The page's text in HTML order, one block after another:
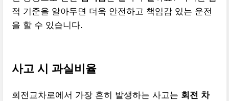
적 기준을 알아두면 더욱 안전하고 책임감 있는 운전
을 할 수 있습니다.
사고 시 과실비율
회전교차로에서 가장 흔히 발생하는 사고는 회전 차